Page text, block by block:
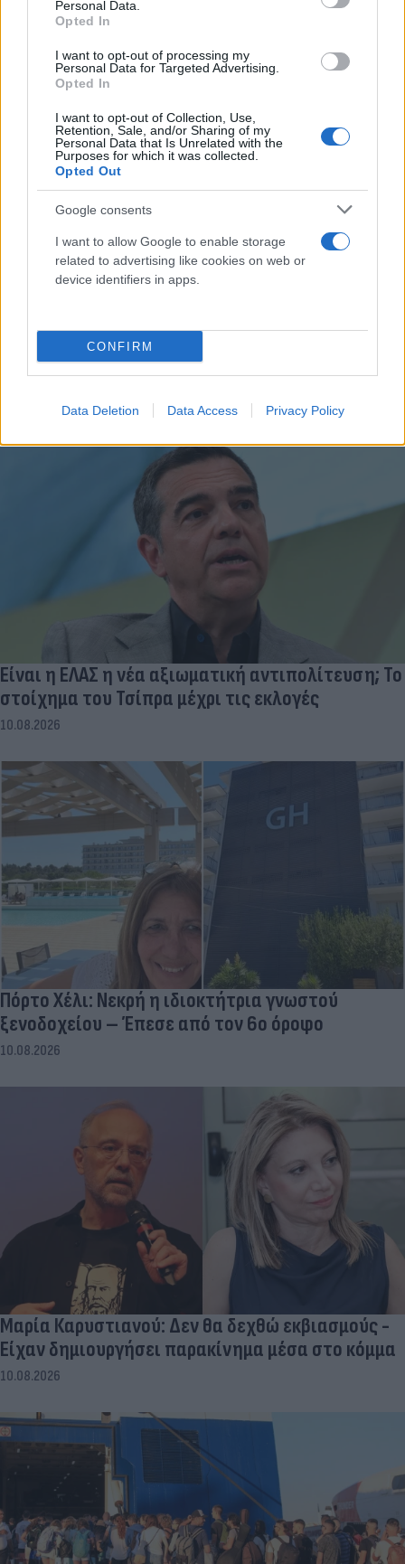
Personal Data.
Opted In
I want to opt-out of processing my
Personal Data for Targeted Advertising.
Opted In
I want to opt-out of Collection, Use,
Retention, Sale, and/or Sharing of my
Personal Data that Is Unrelated with the
Purposes for which it was collected.
Opted Out
Google consents
I want to allow Google to enable storage
related to advertising like cookies on web or
device identifiers in apps.
CONFIRM
Data Deletion Data Access Privacy Policy
Φωτιές: Ξεκινούν οι αιτήσεις για
αποζημιώσεις στους πυρόπληκτους – Τα
ποσά και τα δικαιολογητικά
10.08.2026
Είναι η ΕΛΑΣ η νέα αξιωματική αντιπολίτευση; Το
στοίχημα του Τσίπρα μέχρι τις εκλογές
10.08.2026
Πόρτο Χέλι: Νεκρή η ιδιοκτήτρια γνωστού
ξενοδοχείου – Έπεσε από τον 6ο όροφο
10.08.2026
Μαρία Καρυστιανού: Δεν θα δεχθώ εκβιασμούς -
Είχαν δημιουργήσει παρακίνημα μέσα στο κόμμα
10.08.2026